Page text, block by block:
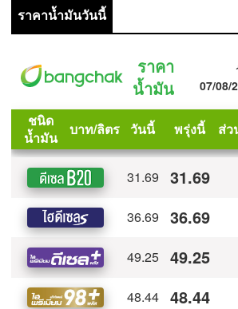
ราคาน้ำมันวันนี้